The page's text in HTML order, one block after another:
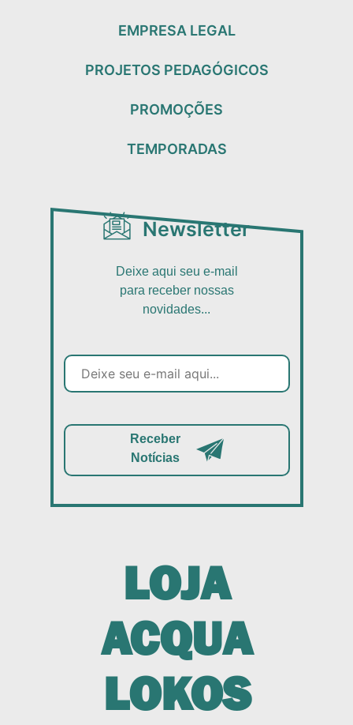
EMPRESA LEGAL
PROJETOS PEDAGÓGICOS
PROMOÇÕES
TEMPORADAS
Newsletter
Deixe aqui seu e-mail
para receber nossas
novidades...
Receber
Notícias
LOJA
ACQUA
LOKOS